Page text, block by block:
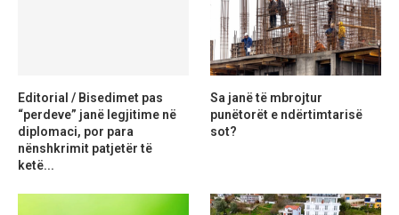
Editorial / Bisedimet pas
“perdeve” janë legjitime në
diplomaci, por para
nënshkrimit patjetër të
ketë...
Sa janë të mbrojtur
punëtorët e ndërtimtarisë
sot?